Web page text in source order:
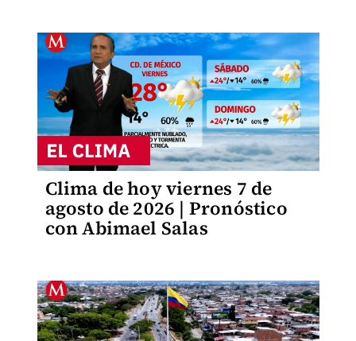
Clima de hoy viernes 7 de
agosto de 2026 | Pronóstico
con Abimael Salas